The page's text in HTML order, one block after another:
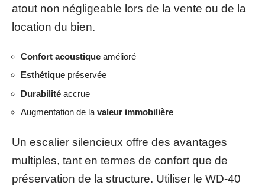
atout non négligeable lors de la vente ou de la
location du bien.
Confort acoustique amélioré
Esthétique préservée
Durabilité accrue
Augmentation de la valeur immobilière
Un escalier silencieux offre des avantages
multiples, tant en termes de confort que de
préservation de la structure. Utiliser le WD-40